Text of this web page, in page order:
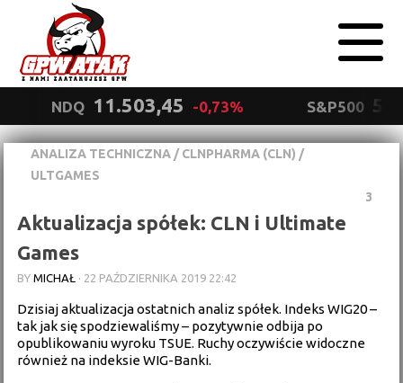
NDQ 11.503,45 -0,73% S&P500
ANALIZA TECHNICZNA / CLNPHARMA (CLN) /
ULTGAMES
3
Aktualizacja spółek: CLN i Ultimate
Games
BYMICHAŁ · 22 PAŹDZIERNIKA 2019 22:42
Dzisiaj aktualizacja ostatnich analiz spółek. Indeks WIG20 –
tak jak się spodziewaliśmy – pozytywnie odbija po
opublikowaniu wyroku TSUE. Ruchy oczywiście widoczne
również na indeksie WIG-Banki.
Polityka
prywatności